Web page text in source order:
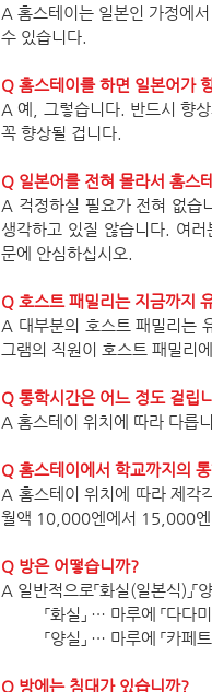
A 홈스테이는 일본인 가정에
수 있습니다.
Q 홈스테이를 하면 일본어가
A 예, 그렇습니다. 반드시 향
꼭 향상될 겁니다.
Q 일본어를 전혀 몰라서 홈스
A 걱정하실 필요가 전혀 없습
생각하고 있질 않습니다. 여
문에 안심하십시오.
Q 호스트 패밀리는 지금까지
A 대부분의 호스트 패밀리는
그램의 직원이 호스트 패밀리
Q 통학시간은 어느 정도 걸립
A 홈스테이 위치에 따라 다릅
Q 홈스테이에서 학교까지의
A 홈스테이 위치에 따라 제각
월액 10,000엔에서 15,000엔
Q 방은 어떻습니까?
A 일반적으로「화실(일본식)」
「화실」 … 마루에 「다다
「양실」 … 마루에 「카
Q 방에는 침대가 있습니까?